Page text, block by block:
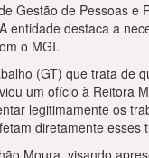
Gestão de Pessoas
destaca a
o MGI.
(GT) que trata de
um ofício à Reitora
legitimamente os
diretamente esses
Moura, visando